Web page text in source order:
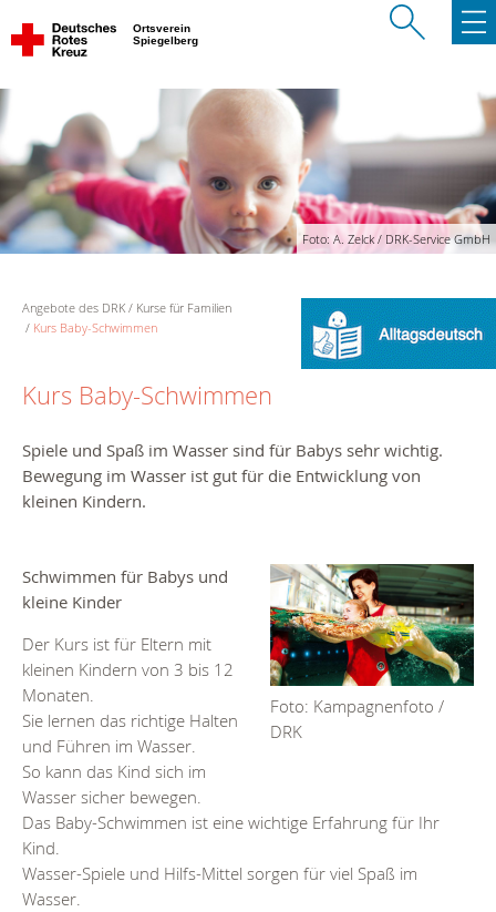
Ortsverein
Spiegelberg
Foto: A. Zelck / DRK-Service GmbH
Angebote des DRK
Kurse für Familien
Kurs Baby-Schwimmen
Kurs Baby-Schwimmen
Spiele und Spaß im Wasser sind für Babys sehr wichtig.
Bewegung im Wasser ist gut für die Entwicklung von
kleinen Kindern.
Foto: Kampagnenfoto /
DRK
Schwimmen für Babys und
kleine Kinder
Der Kurs ist für Eltern mit
kleinen Kindern von 3 bis 12
Monaten.
Sie lernen das richtige Halten
und Führen im Wasser.
So kann das Kind sich im
Wasser sicher bewegen.
Das Baby-Schwimmen ist eine wichtige Erfahrung für Ihr
Kind.
Wasser-Spiele und Hilfs-Mittel sorgen für viel Spaß im
Wasser.